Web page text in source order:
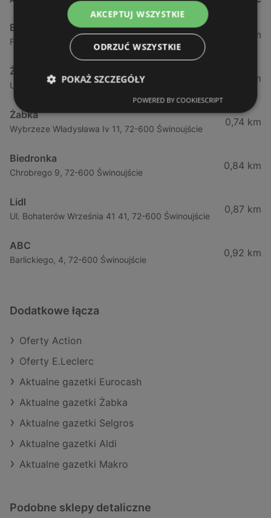
Biedronka
Fińska 4, 72-602 Świnoujście
0,23 km
Żabka
Ul. Barlickiego 4d / 2, 72-602 Świnoujście
0,64 km
Żabka
Wybrzeze Władysława Iv 11, 72-600 Świnoujście
0,74 km
Biedronka
Chrobrego 9, 72-600 Świnoujście
0,84 km
Lidl
Ul. Bohaterów Września 41 41, 72-600 Świnoujście
0,87 km
ABC
Barlickiego, 4, 72-600 Świnoujście
0,92 km
Dodatkowe łącza
Oferty Action
Oferty E.Leclerc
Aktualne gazetki Eurocash
Aktualne gazetki Żabka
Aktualne gazetki Selgros
Aktualne gazetki Aldi
Aktualne gazetki Makro
Podobne sklepy detaliczne
AKCEPTUJ WSZYSTKIE
ODRZUĆ WSZYSTKIE
POKAŻ SZCZEGÓŁY
POWERED BY COOKIESCRIPT